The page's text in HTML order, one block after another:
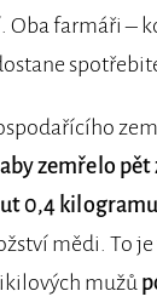
Oba farmáři –
aby zemřelo
0,4
mědi. To
mužů